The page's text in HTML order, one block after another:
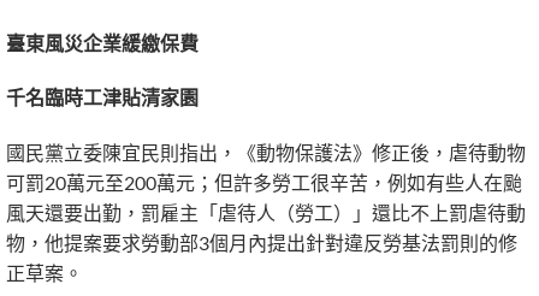
臺東風災企業緩繳保費
千名臨時工津貼清家園
國民黨立委陳宜民則指出，《動物保護法》修正後，虐待動物
可罰20萬元至200萬元；但許多勞工很辛苦，例如有些人在颱
風天還要出勤，罰雇主「虐待人（勞工）」還比不上罰虐待動
物，他提案要求勞動部3個月內提出針對違反勞基法罰則的修
正草案。